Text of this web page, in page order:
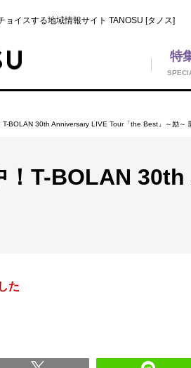
ョイスする地域情報サイト TANOSU [タノス]
特
T-BOLAN 30th Anniversary LIVE Tour「the Best」～励～
！T-BOLAN
た